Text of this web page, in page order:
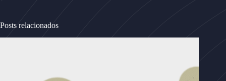
Posts relacionados